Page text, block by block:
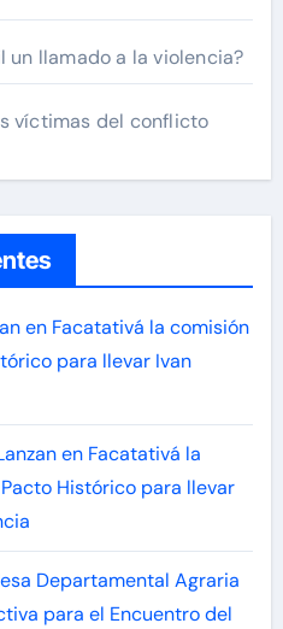
un llamado a la violencia?
víctimas del conflicto
en Facatativá la comisión
para llevar Ivan
en Facatativá la
Histórico para llevar
Departamental Agraria
para el Encuentro del